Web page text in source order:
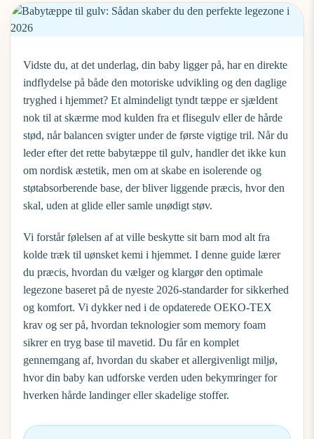
Vidste du, at det underlag, din baby ligger på, har en direkte
indflydelse på både den motoriske udvikling og den daglige
tryghed i hjemmet? Et almindeligt tyndt tæppe er sjældent
nok til at skærme mod kulden fra et flisegulv eller de hårde
stød, når balancen svigter under de første vigtige tril. Når du
leder efter det rette babytæppe til gulv, handler det ikke kun
om nordisk æstetik, men om at skabe en isolerende og
støtabsorberende base, der bliver liggende præcis, hvor den
skal, uden at glide eller samle unødigt støv.
Vi forstår følelsen af at ville beskytte sit barn mod alt fra
kolde træk til uønsket kemi i hjemmet. I denne guide lærer
du præcis, hvordan du vælger og klargør den optimale
legezone baseret på de nyeste 2026-standarder for sikkerhed
og komfort. Vi dykker ned i de opdaterede OEKO-TEX
krav og ser på, hvordan teknologier som memory foam
sikrer en tryg base til mavetid. Du får en komplet
gennemgang af, hvordan du skaber et allergivenligt miljø,
hvor din baby kan udforske verden uden bekymringer for
hverken hårde landinger eller skadelige stoffer.